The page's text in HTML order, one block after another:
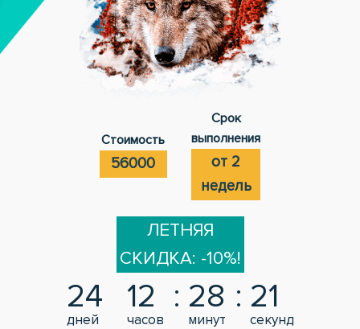
Стоимость
56000
Срок
выполнения
от 2
недель
ЛЕТНЯЯ
СКИДКА: -10%!
24
дней
12
часов
28
минут
20
секунд